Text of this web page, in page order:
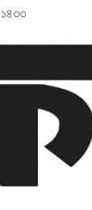
১৪৩৩